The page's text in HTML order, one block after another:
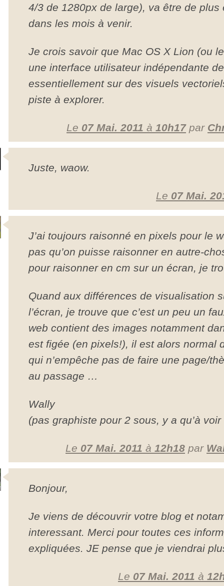
4/3 de 1280px de large), va être de
dans les mois à venir.
Je crois savoir que Mac OS X Lion (ou
une interface utilisateur indépendante
essentiellement sur des visuels
piste à explorer.
Le 07 Mai. 2011 à 10h17par
Juste, waow.
Le 07 Mai.
J’ai toujours raisonné en pixels pour le
pas qu’on puisse raisonner en autre-
pour raisonner en cm sur un écran, je
Quand aux différences de visualisation
l’écran, je trouve que c’est un peu un
web contient des images notamment
est figée (en pixels!), il est alors normal
qui n’empêche pas de faire une page/
au passage …
Wally
(pas graphiste pour 2 sous, y a qu’à
Le 07 Mai. 2011 à 12h18 par
Bonjour,
Je viens de découvrir votre blog et
interessant. Merci pour toutes ces
expliquées. JE pense que je viendrai
Le 07 Mai. 2011 à